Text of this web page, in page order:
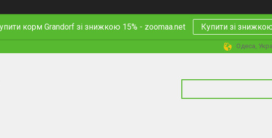
корм Grandorf зі знижкою 15% - zoomaa.net Купити зі
Одеса,